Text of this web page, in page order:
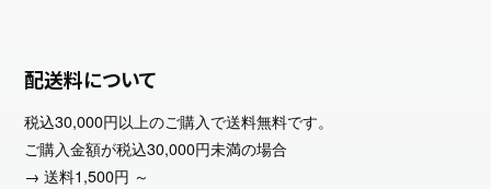
配送料について
税込30,000円以上のご購入で送料無料です。
ご購入金額が税込30,000円未満の場合
→ 送料1,500円 ～